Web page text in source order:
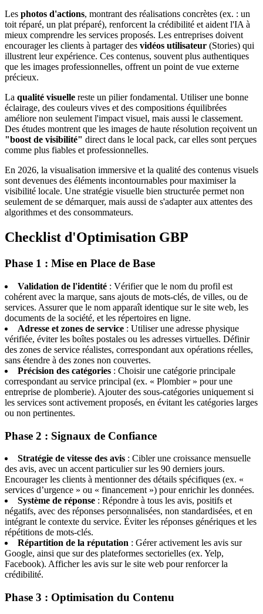
Les photos d'actions, montrant des réalisations concrètes (ex. : un
toit réparé, un plat préparé), renforcent la crédibilité et aident l'IA à
mieux comprendre les services proposés. Les entreprises doivent
encourager les clients à partager des vidéos utilisateur (Stories) qui
illustrent leur expérience. Ces contenus, souvent plus authentiques
que les images professionnelles, offrent un point de vue externe
précieux.
La qualité visuelle reste un pilier fondamental. Utiliser une bonne
éclairage, des couleurs vives et des compositions équilibrées
améliore non seulement l'impact visuel, mais aussi le classement.
Des études montrent que les images de haute résolution reçoivent un
"boost de visibilité" direct dans le local pack, car elles sont perçues
comme plus fiables et professionnelles.
En 2026, la visualisation immersive et la qualité des contenus visuels
sont devenues des éléments incontournables pour maximiser la
visibilité locale. Une stratégie visuelle bien structurée permet non
seulement de se démarquer, mais aussi de s'adapter aux attentes des
algorithmes et des consommateurs.
Checklist d'Optimisation GBP
Phase 1 : Mise en Place de Base
Validation de l'identité : Vérifier que le nom du profil est
cohérent avec la marque, sans ajouts de mots-clés, de villes, ou de
services. Assurer que le nom apparaît identique sur le site web, les
documents de la société, et les répertoires en ligne.
Adresse et zones de service : Utiliser une adresse physique
vérifiée, éviter les boîtes postales ou les adresses virtuelles. Définir
des zones de service réalistes, correspondant aux opérations réelles,
sans étendre à des zones non couvertes.
Précision des catégories : Choisir une catégorie principale
correspondant au service principal (ex. « Plombier » pour une
entreprise de plomberie). Ajouter des sous-catégories uniquement si
les services sont activement proposés, en évitant les catégories larges
ou non pertinentes.
Phase 2 : Signaux de Confiance
Stratégie de vitesse des avis : Cibler une croissance mensuelle
des avis, avec un accent particulier sur les 90 derniers jours.
Encourager les clients à mentionner des détails spécifiques (ex. «
services d’urgence » ou « financement ») pour enrichir les données.
Système de réponse : Répondre à tous les avis, positifs et
négatifs, avec des réponses personnalisées, non standardisées, et en
intégrant le contexte du service. Éviter les réponses génériques et les
répétitions de mots-clés.
Répartition de la réputation : Gérer activement les avis sur
Google, ainsi que sur des plateformes sectorielles (ex. Yelp,
Facebook). Afficher les avis sur le site web pour renforcer la
crédibilité.
Phase 3 : Optimisation du Contenu